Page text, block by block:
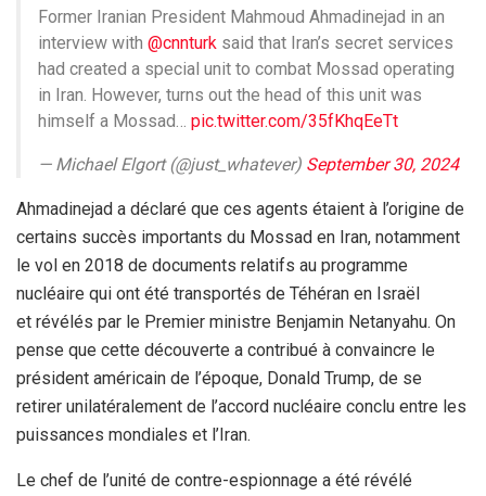
Former Iranian President Mahmoud Ahmadinejad in an
interview with @cnnturk said that Iran’s secret services
had created a special unit to combat Mossad operating
in Iran. However, turns out the head of this unit was
himself a Mossad… pic.twitter.com/35fKhqEeTt
— Michael Elgort (@just_whatever) September 30, 2024
Ahmadinejad a déclaré que ces agents étaient à l’origine de
certains succès importants du Mossad en Iran, notamment
le vol en 2018 de documents relatifs au programme
nucléaire qui ont été transportés de Téhéran en Israël
et révélés par le Premier ministre Benjamin Netanyahu. On
pense que cette découverte a contribué à convaincre le
président américain de l’époque, Donald Trump, de se
retirer unilatéralement de l’accord nucléaire conclu entre les
puissances mondiales et l’Iran.
Le chef de l’unité de contre-espionnage a été révélé